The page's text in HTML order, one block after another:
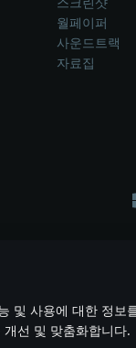
및 사용에 대한 정보
선 및 맞춤화합니다.
월페이퍼
사운드트랙
자료집
기나 차량을 묘사하는
All trademarks, logos
이용